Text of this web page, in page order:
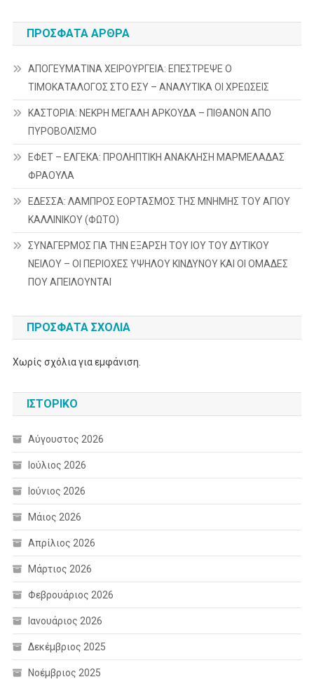
ΠΡΌΣΦΑΤΑ ΆΡΘΡΑ
ΑΠΟΓΕΥΜΑΤΙΝΑ ΧΕΙΡΟΥΡΓΕΙΑ: ΕΠΕΣΤΡΕΨΕ Ο
ΤΙΜΟΚΑΤΑΛΟΓΟΣ ΣΤΟ ΕΣΥ – ΑΝΑΛΥΤΙΚΑ ΟΙ ΧΡΕΩΣΕΙΣ
ΚΑΣΤΟΡΙΑ: ΝΕΚΡΗ ΜΕΓΑΛΗ ΑΡΚΟΥΔΑ – ΠΙΘΑΝΟΝ ΑΠΟ
ΠΥΡΟΒΟΛΙΣΜΟ
ΕΦΕΤ – ΕΛΓΕΚΑ: ΠΡΟΛΗΠΤΙΚΗ ΑΝΑΚΛΗΣΗ ΜΑΡΜΕΛΑΔΑΣ
ΦΡΑΟΥΛΑ
ΕΔΕΣΣΑ: ΛΑΜΠΡΟΣ ΕΟΡΤΑΣΜΟΣ ΤΗΣ ΜΝΗΜΗΣ ΤΟΥ ΑΓΙΟΥ
ΚΑΛΛΙΝΙΚΟΥ (ΦΩΤΟ)
ΣΥΝΑΓΕΡΜΟΣ ΓΙΑ ΤΗΝ ΕΞΑΡΣΗ ΤΟΥ ΙΟΥ ΤΟΥ ΔΥΤΙΚΟΥ
ΝΕΙΛΟΥ – ΟΙ ΠΕΡΙΟΧΕΣ ΥΨΗΛΟΥ ΚΙΝΔΥΝΟΥ ΚΑΙ ΟΙ ΟΜΑΔΕΣ
ΠΟΥ ΑΠΕΙΛΟΥΝΤΑΙ
ΠΡΌΣΦΑΤΑ ΣΧΌΛΙΑ
Χωρίς σχόλια για εμφάνιση.
ΙΣΤΟΡΙΚΌ
Αύγουστος 2026
Ιούλιος 2026
Ιούνιος 2026
Μάιος 2026
Απρίλιος 2026
Μάρτιος 2026
Φεβρουάριος 2026
Ιανουάριος 2026
Δεκέμβριος 2025
Νοέμβριος 2025